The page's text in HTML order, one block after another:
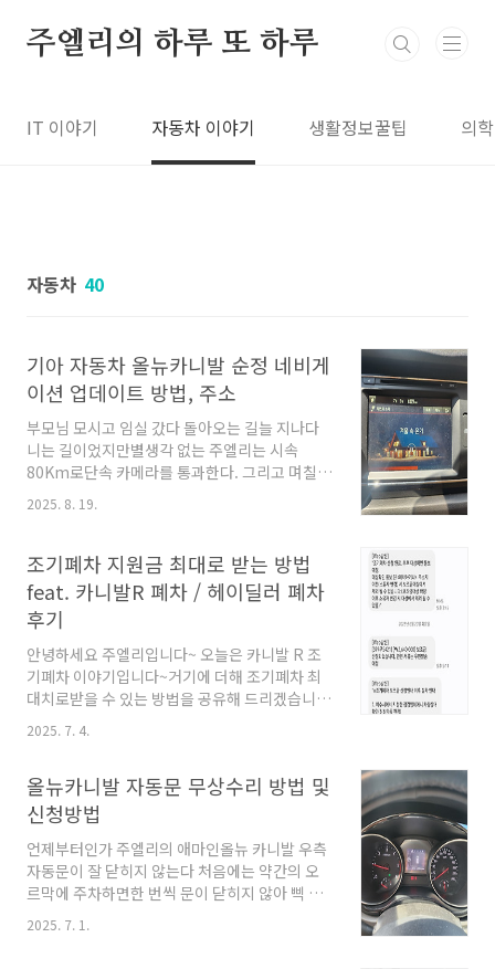
주엘리의 하루 또 하루
IT 이야기 자동차 이야기 생활정보꿀팁 의
자동차 40
기아 자동차 올뉴카니발 순정 네비게
이션 업데이트 방법, 주소
부모님 모시고 임실 갔다 돌아오는 길늘 지나다
니는 길이었지만별생각 없는 주엘리는 시속
80Km로단속 카메라를 통과한다. 그리고 며칠
후에 날아온 고지서!! 과속 카메라 속도위반 딱지
다 알고 봤더니 늘 통과했던 그곳은80Km의 제
차... 뒤늦게 눈물 흘리던 주엘리는 미뤄왔던 올뉴
카니발의 내비게이션업데이트를 실행하게 된다.
업데이트 방법은 쉽다. 올뉴카니발 (기아) 순정
내비게이션 업그레이드 순서자동차에서 SD카드
분리 (내비게이션 우측에 삽입구가 있다)PC나 노
트북 SD카드 삽입 (SD카드 삽입구가 없으면 다
이소 같은 곳에서 SD카드 리더기 구입)기아 업데
(https://update.kia.com/KR/KO/home)업
2025. 8. 19.
조기폐차 지원금 최대로 받는 방법
feat. 카니발R 폐차 / 헤이딜러 폐차
후기
안녕하세요 주엘리입니다~ 오늘은 카니발 R 조
기폐차 이야기입니다~거기에 더해 조기폐차 최
대치로받을 수 있는 방법을 공유해 드리겠습니
다. 예전에도 트라제 XG를 조기폐차해서지원금
을 받었던 주엘리!! 2023.04.18 - [자동차] - [추
억] 트라제 XG 중고 구매 및 조기폐차 후기안녕
하세요 주엘리예요~ 오늘은 문득 몇 년 전 조기폐
차 했던 저의 애마 트라제가 생각이 나서 글을 적
어봅니다. 때는 바야흐로 2020년, 우리 가족의
애마였던 05년식 트라제 XG!! 가격 1,896만 원
~ 2jooajooel.com 시간이 흘러 5식구의애마가
되어주었던 카니발 R을또 조기폐차 하게 되었습
2025. 7. 4.
올뉴카니발 자동문 무상수리 방법 및
신청방법
언제부터인가 주엘리의 애마인올뉴 카니발 우측
자동문이 잘 닫히지 않는다 처음에는 약간의 오
르막에 주차하면한 번씩 문이 닫히지 않아 삑 삑
거리던 것이 이제는 평지에서도 항상문이 닫히지
않는다 얼핏 올뉴카니발은 자동문 수리가무제한
2025. 7. 1.